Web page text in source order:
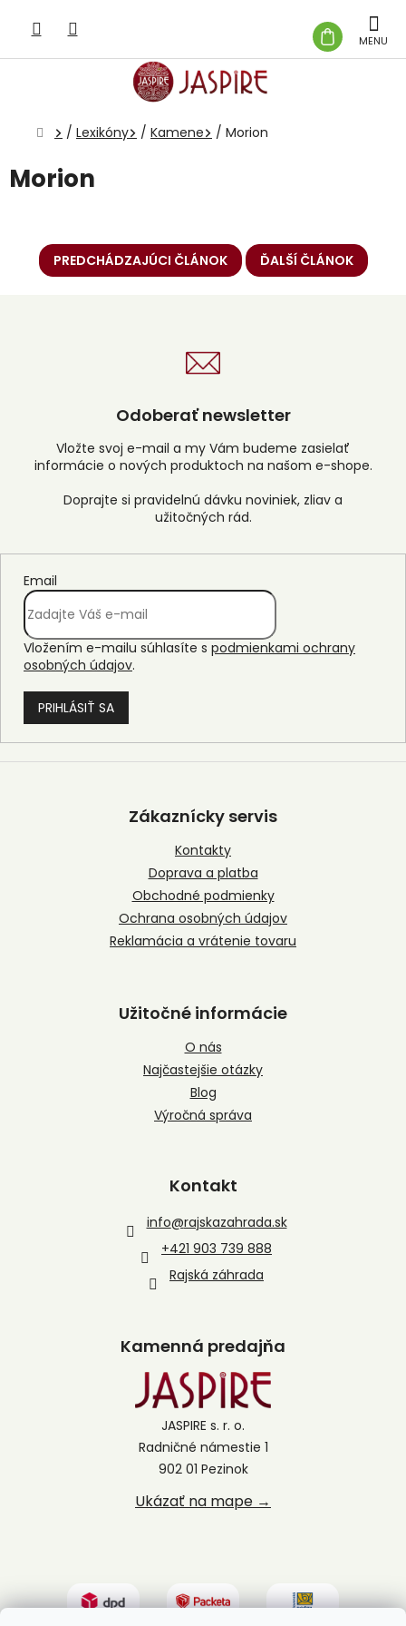
obsah
KOŠÍK
Domov
/ Lexikóny / Kamene / Morion
Morion
PREDCHÁDZAJÚCI ČLÁNOK ĎALŠÍ ČLÁNOK
Odoberať newsletter
Vložte svoj e-mail a my Vám budeme zasielať
informácie o nových produktoch na našom e-shope.
Email
Vložením e-mailu súhlasíte s podmienkami ochrany
osobných údajov.
PRIHLÁSIŤ SA
Z
Zákaznícky servis
Kontakty
Doprava a platba
Obchodné podmienky
Ochrana osobných údajov
Reklamácia a vrátenie tovaru
Užitočné informácie
O nás
Najčastejšie otázky
Blog
Výročná správa
Kontakt
info@rajskazahrada.sk
+421 903 739 888
Rajská záhrada
Kamenná predajňa
JASPIRE s. r. o.
Radničné námestie 1
902 01 Pezinok
Ukázať na mape →